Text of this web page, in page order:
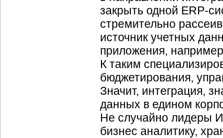
закрыть одной ERP-
стремительно
источник учетных
приложения,
К таким
бюджетирования,
Значит, интеграция,
данных в едином
Не случайно лидеры
бизнес аналитику,